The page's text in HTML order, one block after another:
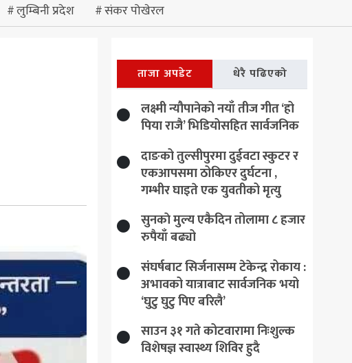
लुम्बिनी प्रदेश संकर पोखेरल
ताजा अपडेट धेरै पढिएको
लक्ष्मी न्यौपानेको नयाँ तीज गीत ‘हो
पिया राजै’ भिडियोसहित सार्वजनिक
दाङको तुल्सीपुरमा दुईवटा स्कुटर र
एकआपसमा ठोकिएर दुर्घटना ,
गम्भीर घाइते एक युवतीको मृत्यु
सुनकाे मुल्य एकैदिन तोलामा ८ हजार
रुपैयाँ बढ्यो
संघर्षबाट सिर्जनासम्म टेकेन्द्र रोकाय :
अभावको यात्राबाट सार्वजनिक भयो
‘घुटु घुटु पिए बरिलै’
साउन ३१ गते कोटवारामा निःशुल्क
विशेषज्ञ स्वास्थ्य शिविर हुदै